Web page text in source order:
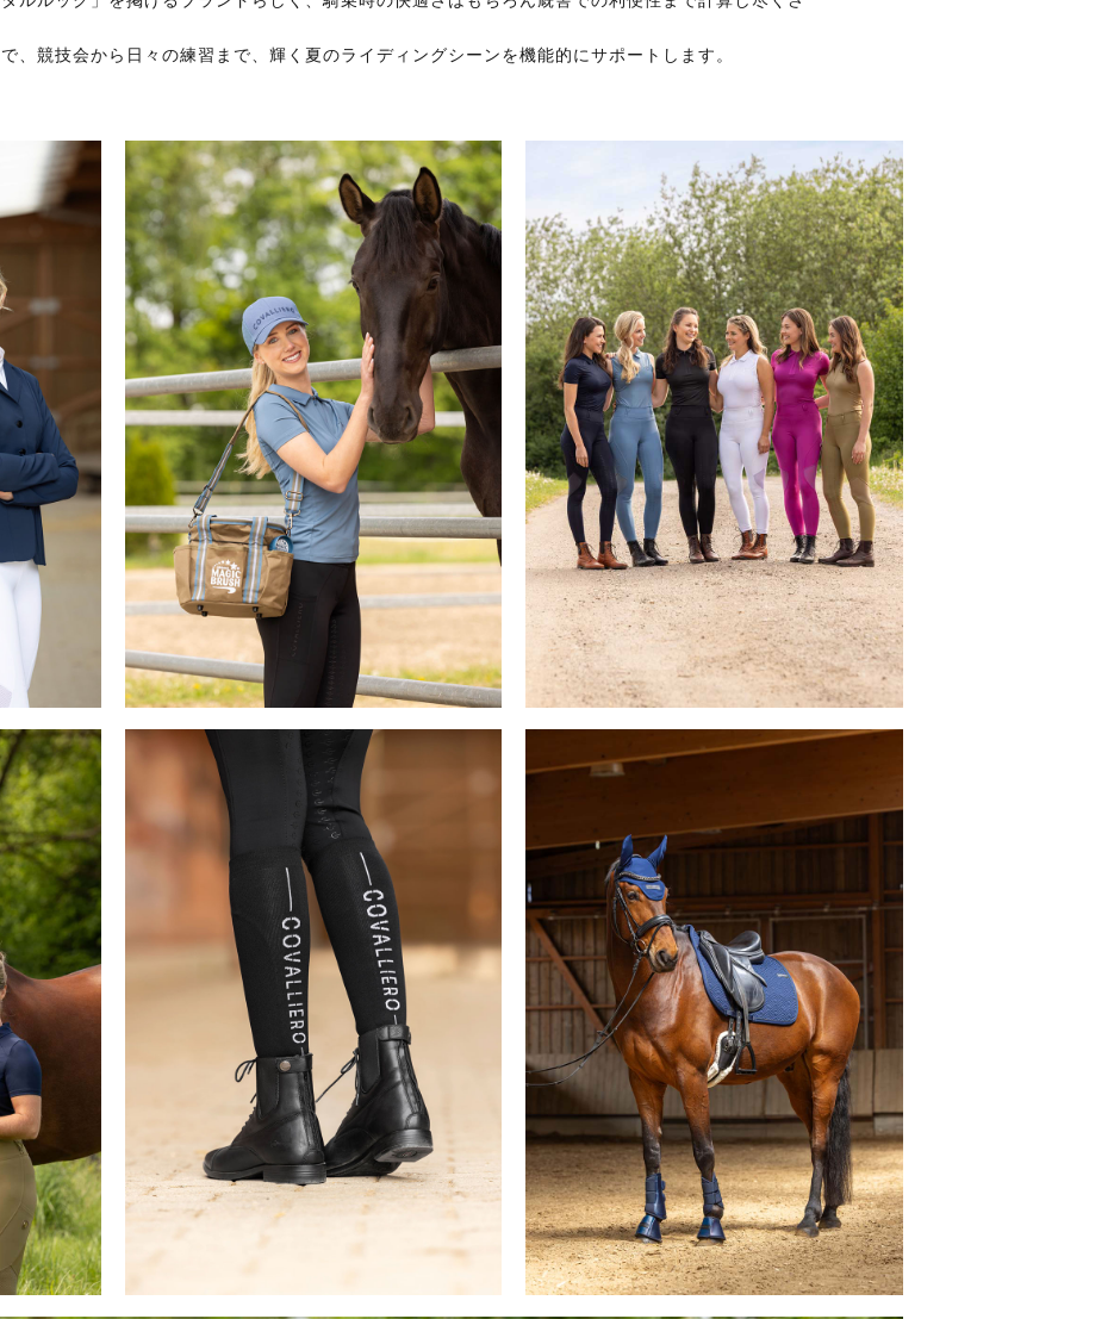
、競技会から日々の練習まで、輝く夏のライディングシーンを機能的にサポートします。